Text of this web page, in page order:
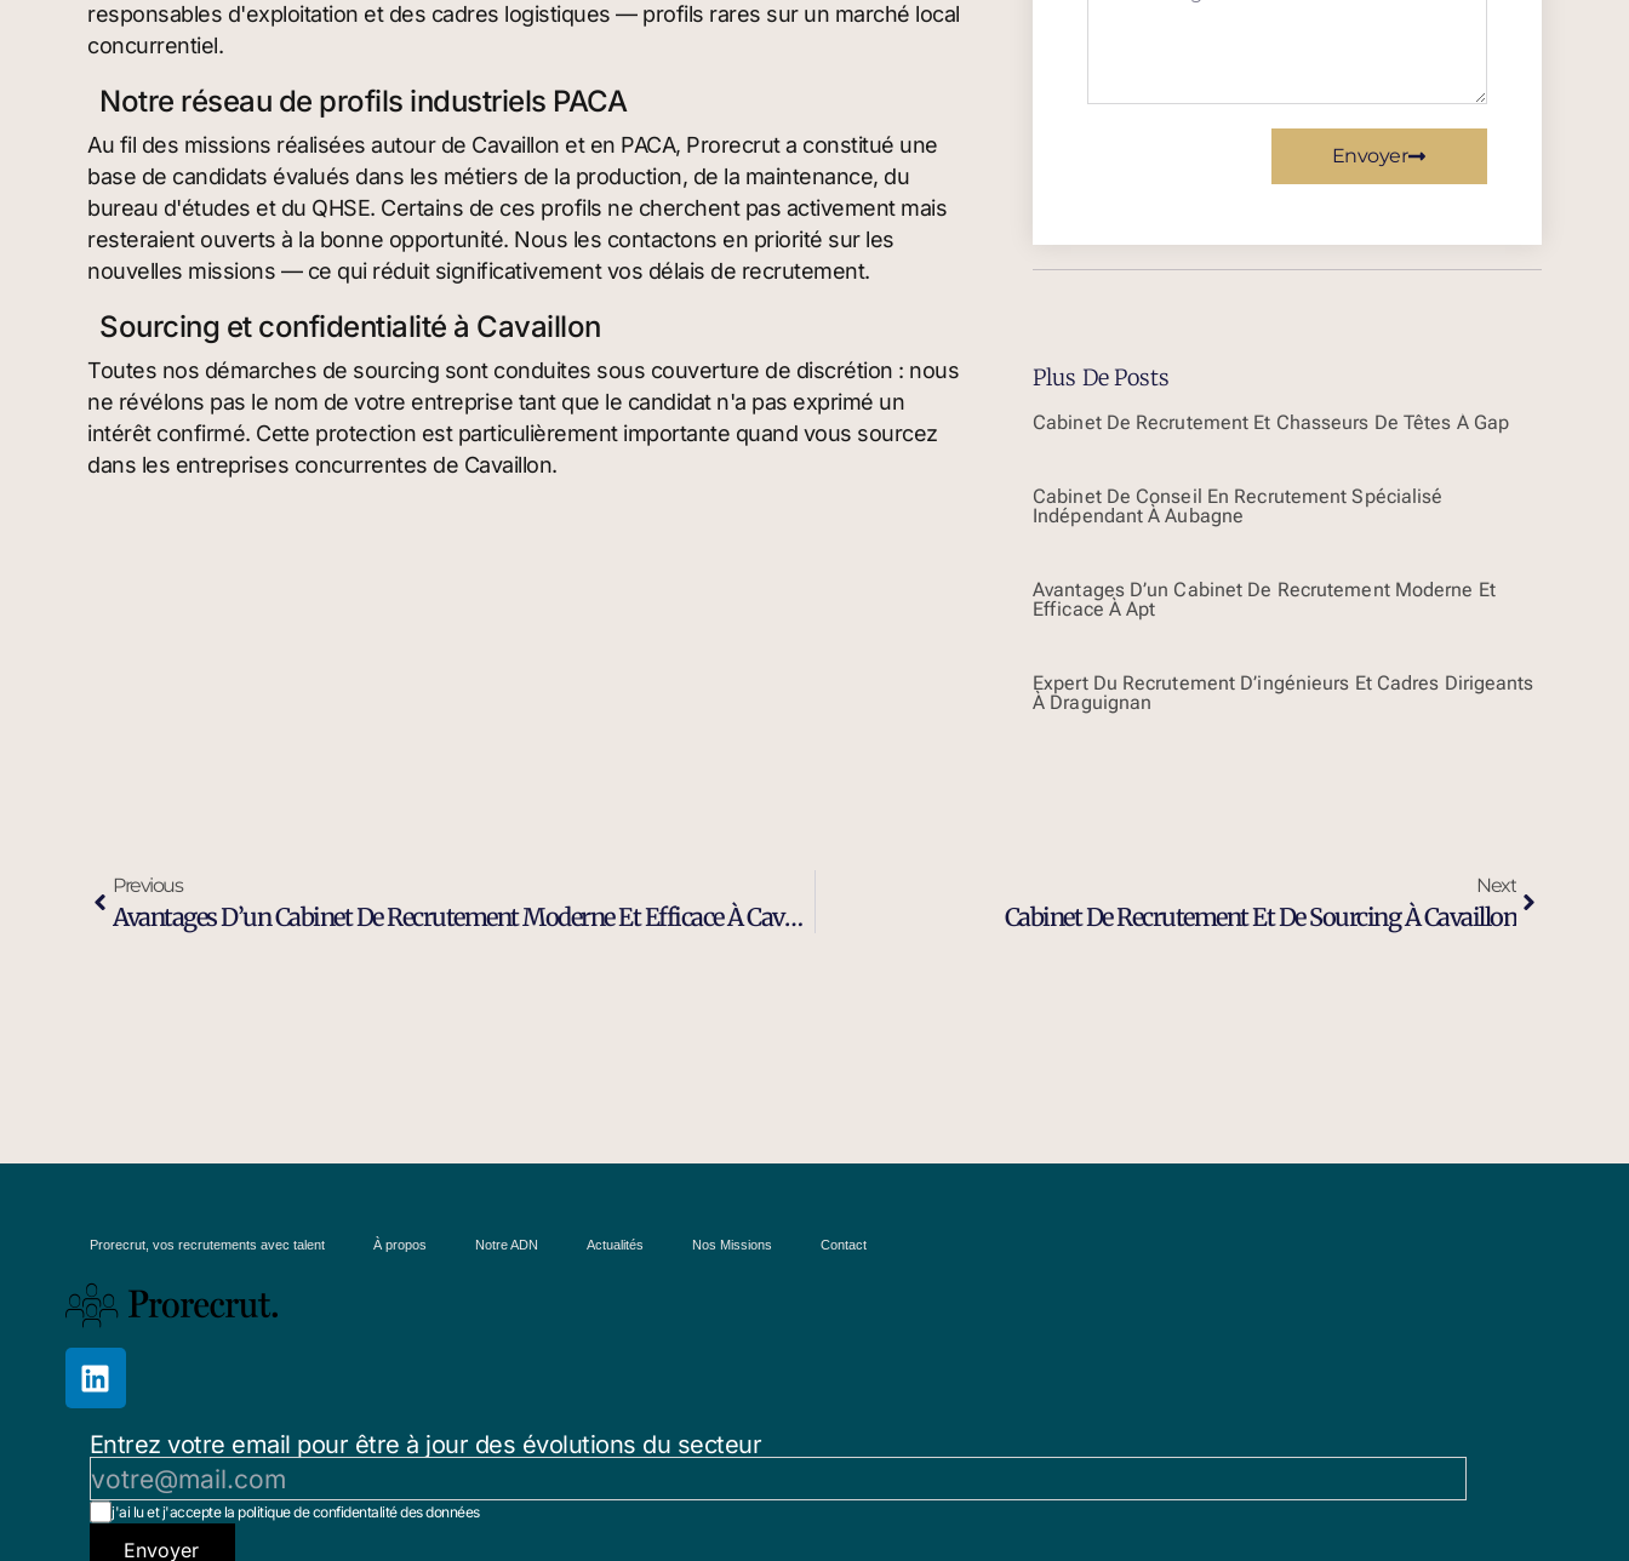
responsables d'exploitation et des cadres logistiques — profils rares sur un marché local
concurrentiel.
Notre réseau de profils industriels PACA
Au fil des missions réalisées autour de Cavaillon et en PACA, Prorecrut a constitué une
base de candidats évalués dans les métiers de la production, de la maintenance, du
bureau d'études et du QHSE. Certains de ces profils ne cherchent pas activement mais
resteraient ouverts à la bonne opportunité. Nous les contactons en priorité sur les
nouvelles missions — ce qui réduit significativement vos délais de recrutement.
Sourcing et confidentialité à Cavaillon
Toutes nos démarches de sourcing sont conduites sous couverture de discrétion : nous
ne révélons pas le nom de votre entreprise tant que le candidat n'a pas exprimé un
intérêt confirmé. Cette protection est particulièrement importante quand vous sourcez
dans les entreprises concurrentes de Cavaillon.
Envoyer
Plus De Posts
Cabinet De Recrutement Et Chasseurs De Têtes À Gap
Cabinet De Conseil En Recrutement Spécialisé
Indépendant À Aubagne
Avantages D’un Cabinet De Recrutement Moderne Et
Efficace À Apt
Expert Du Recrutement D’ingénieurs Et Cadres Dirigeants
À Draguignan
Previous
Avantages D’un Cabinet De Recrutement Moderne Et Efficace À Cavaillon
Next
Cabinet De Recrutement Et De Sourcing À Cavaillon
Prorecrut, vos recrutements avec talent À propos Notre ADN Actualités Nos Missions Contact
Entrez votre email pour être à jour des évolutions du secteur
j'ai lu et j'accepte la politique de confidentalité des données
Envoyer